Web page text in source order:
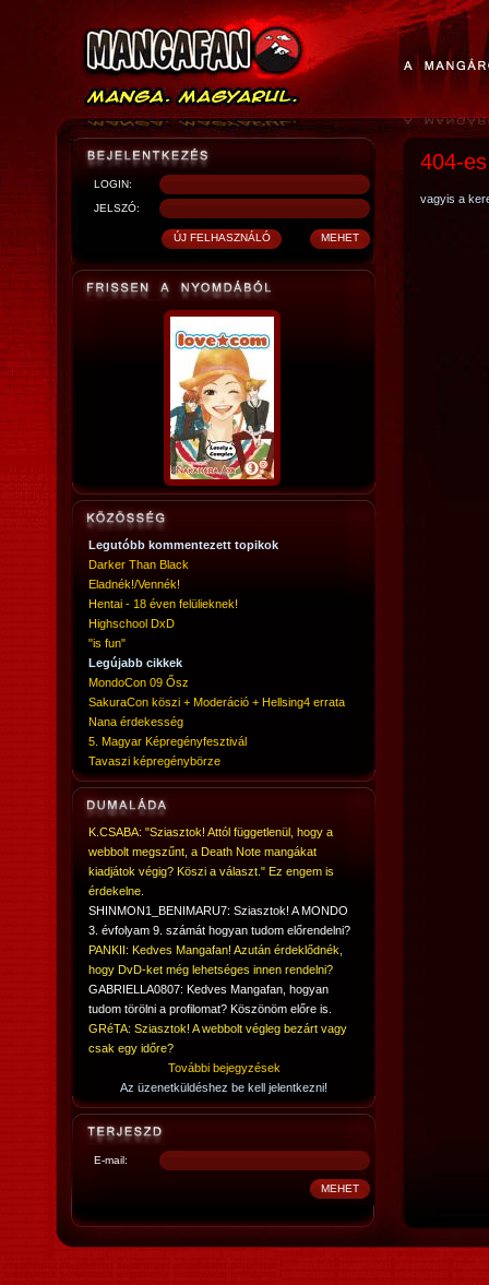
LOGIN:
JELSZÓ:
Legutóbb kommentezett topikok
Darker Than Black
Eladnék!/Vennék!
Hentai - 18 éven felülieknek!
Highschool DxD
"is fun"
Legújabb cikkek
MondoCon 09 Ősz
SakuraCon köszi + Moderáció + Hellsing4 errata
Nana érdekesség
5. Magyar Képregényfesztivál
Tavaszi képregénybörze
K.CSABA: "Sziasztok! Attól függetlenül, hogy a
webbolt megszűnt, a Death Note mangákat
kiadjátok végig? Köszi a választ." Ez engem is
érdekelne.
SHINMON1_BENIMARU7: Sziasztok! A MONDO
3. évfolyam 9. számát hogyan tudom előrendelni?
PANKII: Kedves Mangafan! Azután érdeklődnék,
hogy DvD-ket még lehetséges innen rendelni?
GABRIELLA0807: Kedves Mangafan, hogyan
tudom törölni a profilomat? Köszönöm előre is.
GRéTA: Sziasztok! A webbolt végleg bezárt vagy
csak egy időre?
További bejegyzések
Az üzenetküldéshez be kell jelentkezni!
E-mail:
404-
vagyis a